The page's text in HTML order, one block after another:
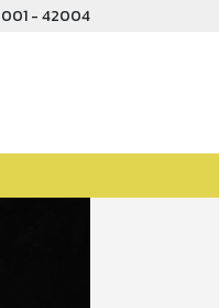
- 42004